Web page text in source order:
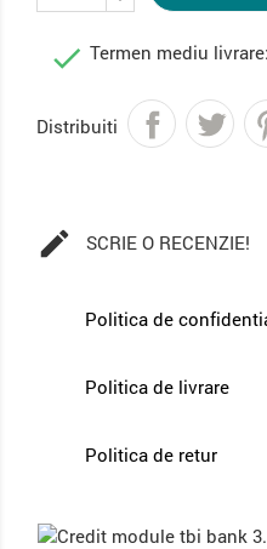
 Termen mediu
Distribuiti
 SCRIE O RECENZIE!
Politica de
Politica de livrare
Politica de retur